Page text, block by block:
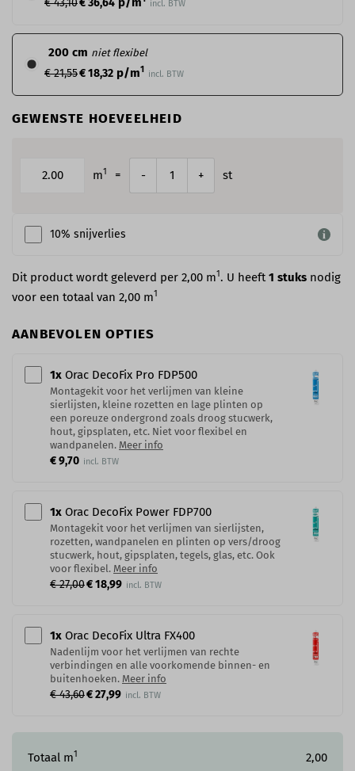
incl. BTW
200 cm niet flexibel
€ 21,55€ 18,32 p/m1 incl. BTW
GEWENSTE HOEVEELHEID
m1 = - + st
10% snijverlies
Dit product wordt geleverd per 2,00 m1. U heeft1 stuks nodig
voor een totaal van 2,00 m1
Totaal m1
2,00
AANBEVOLEN OPTIES
1x Orac DecoFix Pro​ FDP500
Montagekit voor het verlijmen van kleine
sierlijsten, kleine rozetten en lage plinten op
een poreuze ondergrond zoals droog stucwerk,
hout, gipsplaten, etc. Niet voor flexibel en
wandpanelen. Meer info
€ 9,70
1x Orac DecoFix Power​ FDP700
Montagekit voor het verlijmen van sierlijsten,
rozetten, wandpanelen en plinten op vers/droog
stucwerk, hout, gipsplaten, tegels, glas, etc. Ook
voor flexibel. Meer info
€ 27,00€ 18,99
1x Orac DecoFix Ultra FX400
Nadenlijm voor het verlijmen van rechte
verbindingen en alle voorkomende binnen- en
buitenhoeken. Meer info
€ 43,60€ 27,99